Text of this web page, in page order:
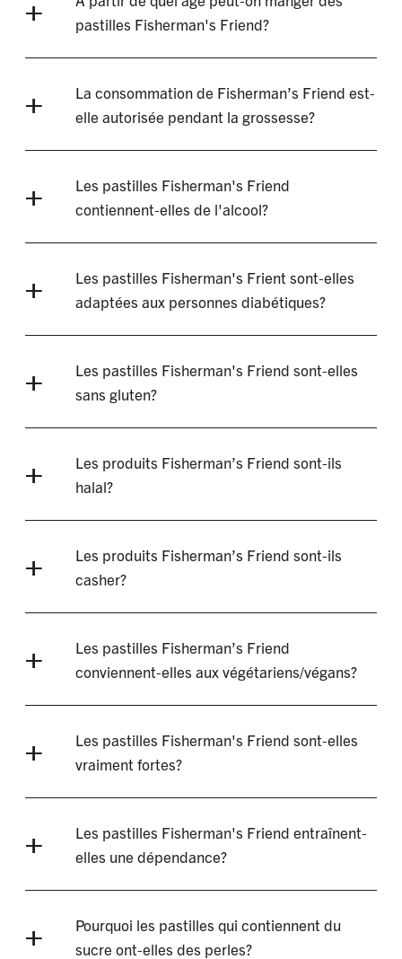
pastilles Fisherman's Friend?
La consommation de Fisherman’s Friend est-
elle autorisée pendant la grossesse?
Les pastilles Fisherman's Friend
contiennent-elles de l'alcool?
Les pastilles Fisherman's Frient sont-elles
adaptées aux personnes diabétiques?
Les pastilles Fisherman's Friend sont-elles
sans gluten?
Les produits Fisherman’s Friend sont-ils
halal?
Les produits Fisherman’s Friend sont-ils
casher?
Les pastilles Fisherman’s Friend
conviennent-elles aux végétariens/végans?
Les pastilles Fisherman's Friend sont-elles
vraiment fortes?
Les pastilles Fisherman's Friend entraînent-
elles une dépendance?
Pourquoi les pastilles qui contiennent du
sucre ont-elles des perles?